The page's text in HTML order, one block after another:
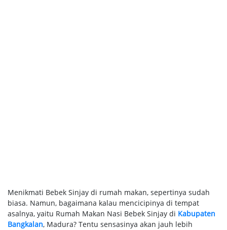
Menikmati Bebek Sinjay di rumah makan, sepertinya sudah
biasa. Namun, bagaimana kalau mencicipinya di tempat
asalnya, yaitu Rumah Makan Nasi Bebek Sinjay di Kabupaten
Bangkalan, Madura? Tentu sensasinya akan jauh lebih